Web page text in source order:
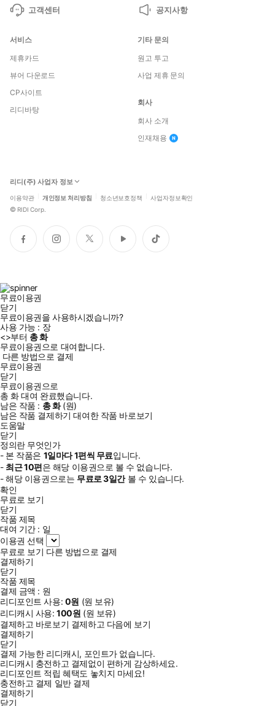
고객센터 공지사항
서비스
제휴카드
뷰어 다운로드
CP사이트
리디바탕
기타 문의
원고 투고
사업 제휴 문의
회사
회사 소개
인재채용
리디(주) 사업자 정보
이용약관 개인정보 처리방침 청소년보호정책 사업자정보확인
© RIDI Corp.
페
이
인
스
트
위
유
튜
틱
톡
무료이용권
닫기
무료이용권을 사용하시겠습니까?
사용 가능 : 장
<>부터 총화
무료이용권으로 대여합니다.
다른 방법으로 결제
무료이용권
닫기
무료이용권으로
총 화대여 완료했습니다.
남은 작품 : 총화(원)
남은 작품 결제하기 대여한 작품 바로보기
도움말
닫기
정의란 무엇인가
- 본 작품은 1일마다1편씩 무료입니다.
- 최근10편은 해당 이용권으로 볼 수 없습니다.
- 해당 이용권으로는 무료로3일간볼 수 있습니다.
확인
무료로 보기
닫기
작품 제목
대여 기간 : 일
이용권 선택
무료로 보기 다른 방법으로 결제
결제하기
닫기
작품 제목
결제 금액 : 원
리디포인트 사용: 0원 (원 보유)
리디캐시 사용:100원 (원 보유)
결제하고 바로보기 결제하고 다음에 보기
결제하기
닫기
결제 가능한 리디캐시, 포인트가 없습니다.
리디캐시 충전하고 결제없이 편하게 감상하세요.
리디포인트 적립 혜택도 놓치지 마세요!
충전하고 결제 일반 결제
결제하기
닫기